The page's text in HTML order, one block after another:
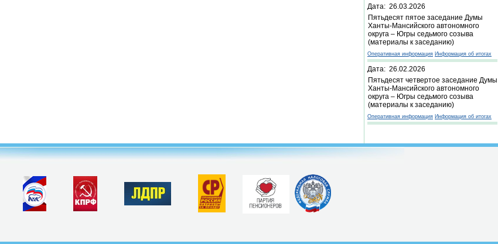
Дата: 26.03.2026
Пятьдесят пятое заседание Думы
Ханты-Мансийского автономного
округа – Югры седьмого созыва
(материалы к заседанию)
Оперативная информация Информация об итогах
Дата: 26.02.2026
Пятьдесят четвертое заседание Думы
Ханты-Мансийского автономного
округа – Югры седьмого созыва
(материалы к заседанию)
Оперативная информация Информация об итогах